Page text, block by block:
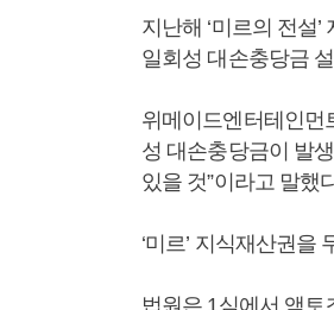
지난해 ‘미르의 전설
일회성 대손충당금
위메이드엔터테인먼
성 대손충당금이 발
있을 것”이라고 말했
‘미르’ 지식재산권
법원은 1심에서 액